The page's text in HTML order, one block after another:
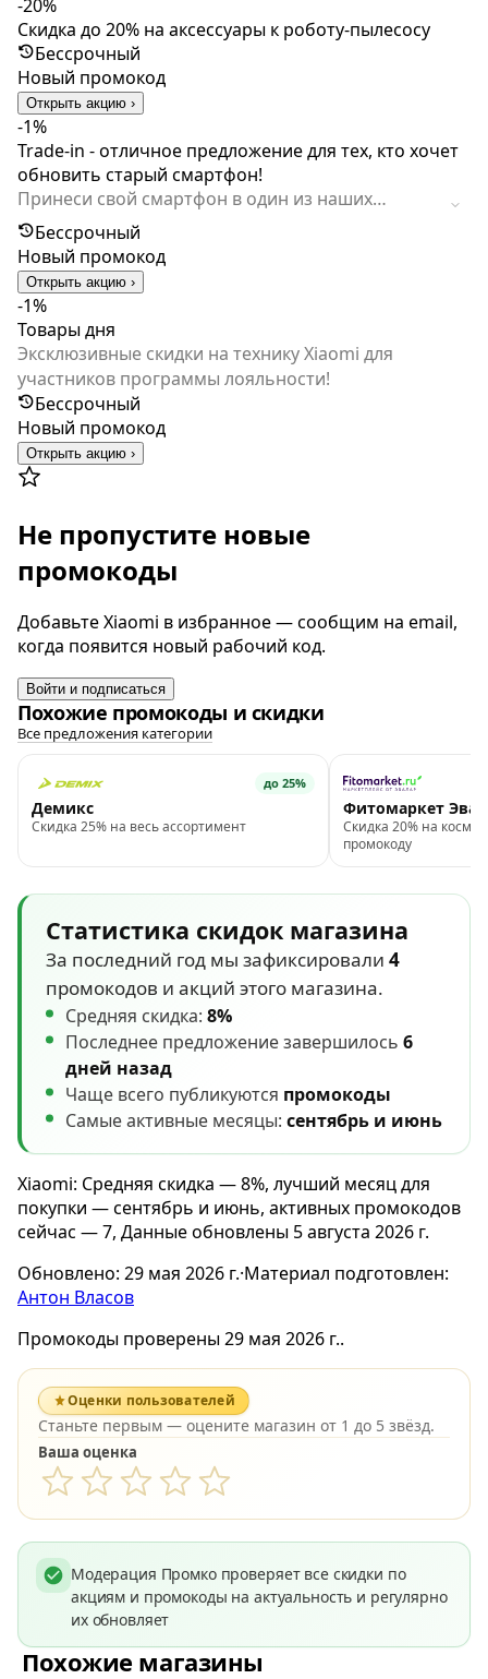
-20%
Скидка до 20% на аксессуары к роботу-пылесосу
Бессрочный
Новый промокод
Открыть акцию ›
-1%
Trade-in - отличное предложение для тех, кто хочет
обновить старый смартфон!
Принеси свой смартфон в один из наших
магазинов и получи скидку на приобретение
нового смартфона. Вся процедура заключается
в том, что, продавец в магазине, через
определенную форму, производит оценку
старого смартфона на определенную сумму.
Если клиент согласен с суммой, то такая же
сумма делается скидкой на новый смартфон.
Условия: - По акции можно сдать только
смартфон - Окончательная оценка сдаваемого
смартфона проводится сотрудником магазина -
Денежные средства за сданный смартфон
Бессрочный
Новый промокод
Открыть акцию ›
-1%
Товары дня
Эксклюзивные скидки на технику Xiaomi для
участников программы лояльности!
Бессрочный
Новый промокод
Открыть акцию ›
Не пропустите новые
промокоды
Добавьте Xiaomi в избранное — сообщим на email,
когда появится новый рабочий код.
Войти и подписаться
Похожие промокоды и скидки
Все предложения категории
до 25%
Демикс
Скидка 25% на весь ассортимент
Фитомаркет
Скидка 20% на
промокоду
Статистика скидок магазина
За последний год мы зафиксировали 4
промокодов и акций этого магазина.
Средняя скидка: 8%
Последнее предложение завершилось 6
дней назад
Чаще всего публикуются промокоды
Самые активные месяцы: сентябрь и июнь
Xiaomi: Средняя скидка — 8%, лучший месяц для
покупки — сентябрь и июнь, активных промокодов
сейчас — 7, Данные обновлены 5 августа 2026 г.
Обновлено: 29 мая 2026 г.·Материал подготовлен:
Антон Власов
Промокоды проверены 29 мая 2026 г..
Оценки пользователей
Станьте первым — оцените магазин от 1 до 5 звёзд.
Ваша оценка
Модерация Промко проверяет все скидки по
акциям и промокоды на актуальность и регулярно
их обновляет
Похожие магазины